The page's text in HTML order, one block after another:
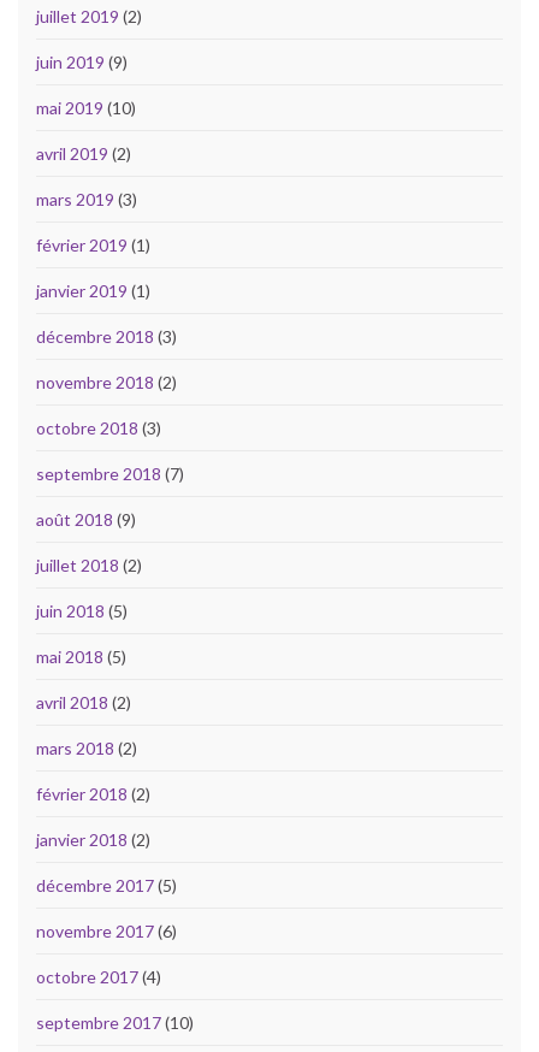
juillet 2019 (2)
juin 2019 (9)
mai 2019 (10)
avril 2019 (2)
mars 2019 (3)
février 2019 (1)
janvier 2019 (1)
décembre 2018 (3)
novembre 2018 (2)
octobre 2018 (3)
septembre 2018 (7)
août 2018 (9)
juillet 2018 (2)
juin 2018 (5)
mai 2018 (5)
avril 2018 (2)
mars 2018 (2)
février 2018 (2)
janvier 2018 (2)
décembre 2017(5)
novembre 2017(6)
octobre 2017(4)
septembre 2017(10)